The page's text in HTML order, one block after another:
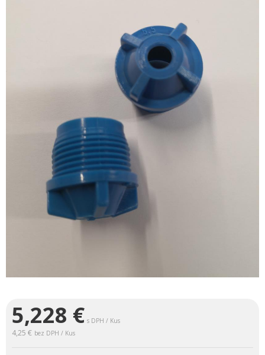
5,228 € s DPH / Kus
4,25 € bez DPH / Kus